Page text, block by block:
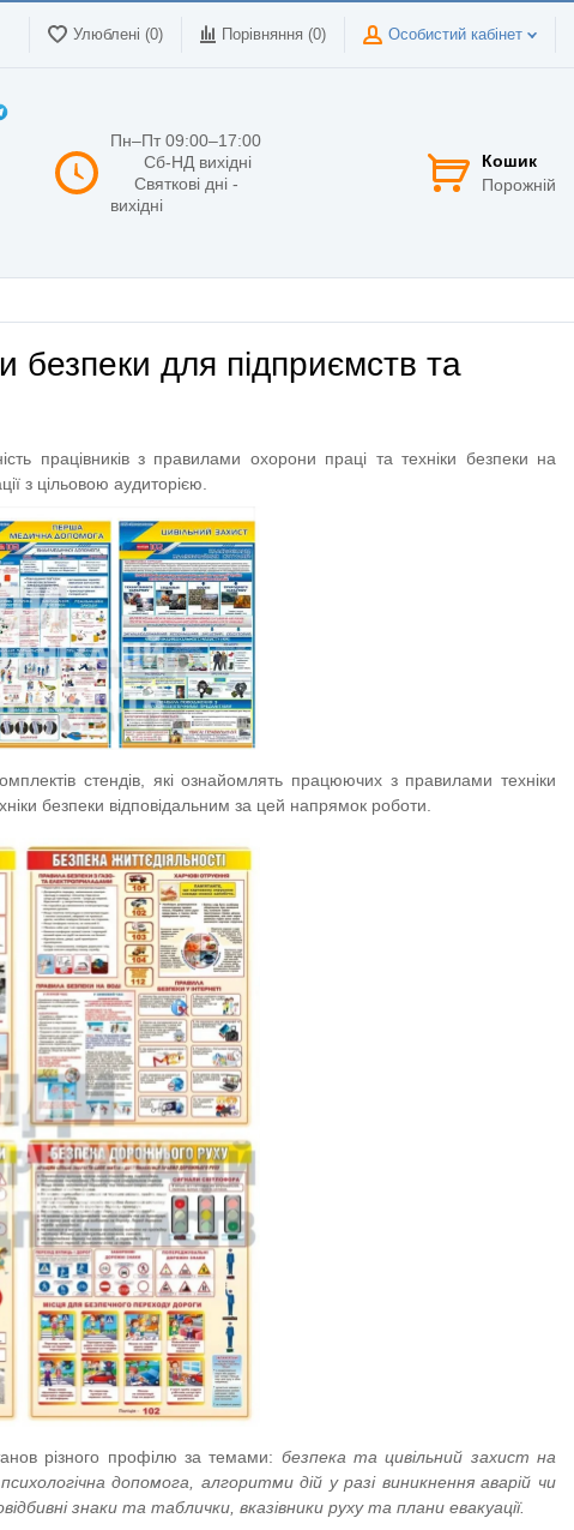
Улюблені (0) Порівняння (0) Особистий кабінет
Пн–Пт 09:00–17:00
Сб-НД вихідні
Святкові дні -
вихідні
Кошик
Порожній
безпеки для підприємств та
працівників з правилами охорони праці та техніки безпеки на
з цільовою аудиторією.
стендів, які ознайомлять працюючих з правилами техніки
безпеки відповідальним за цей напрямок роботи.
різного профілю за темами: безпека та цивільний захист на
допомога, алгоритми дій у разі виникнення аварій чи
знаки та таблички, вказівники руху та плани евакуації.